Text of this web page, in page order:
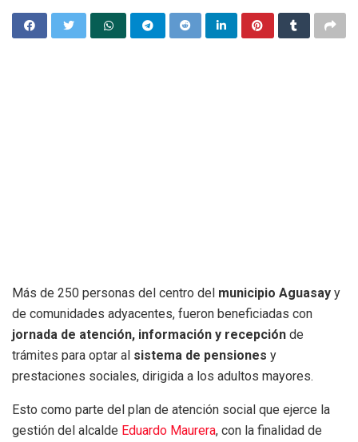
Más de 250 personas del centro del municipio Aguasay y
de comunidades adyacentes, fueron beneficiadas con
jornada de atención, información y recepción de
trámites para optar al sistema de pensiones y
prestaciones sociales, dirigida a los adultos mayores.
Esto como parte del plan de atención social que ejerce la
gestión del alcalde Eduardo Maurera, con la finalidad de